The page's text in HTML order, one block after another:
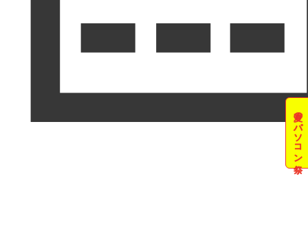
夏のパソコン祭